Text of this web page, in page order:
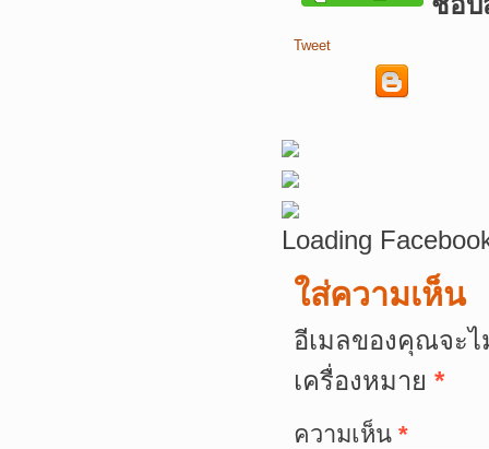
Tweet
Loading
ใส่ความเห็น
อีเมลของคุณจะ
เครื่องหมาย *
ความเห็น *